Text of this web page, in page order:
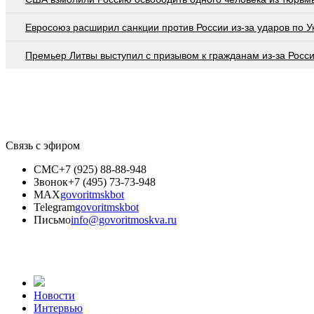
Евросоюз расширил санкции против России из-за ударов по
Премьер Литвы выступил с призывом к гражданам из-за
Связь с эфиром
СМС+7 (925) 88-88-948
Звонок+7 (495) 73-73-948
MAXgovoritmskbot
Telegramgovoritmskbot
Письмоinfo@govoritmoskva.ru
Новости
Интервью